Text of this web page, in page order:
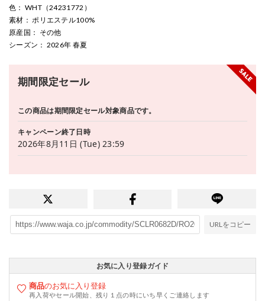
色 ： WHT（24231772）
素材 ： ポリエステル100%
原産国 ： その他
シーズン ： 2026年 春夏
期間限定セール
この商品は期間限定セール対象商品です。
キャンペーン終了日時
2026年8月11日 (Tue) 23:59
URLをコピー
お気に入り登録ガイド
商品のお気に入り登録
再入荷やセール開始、残り１点の時にいち早くご連絡します